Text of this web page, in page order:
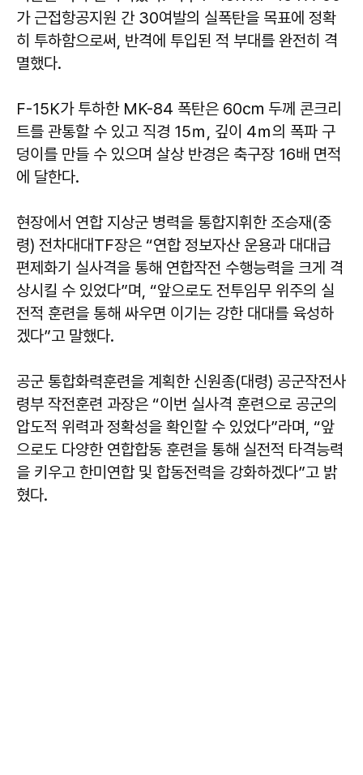
가 근접항공지원 간 30여발의 실폭탄을 목표에 정확
히 투하함으로써, 반격에 투입된 적 부대를 완전히 격
멸했다.
F-15K가 투하한 MK-84 폭탄은 60㎝ 두께 콘크리
트를 관통할 수 있고 직경 15ｍ, 깊이 4ｍ의 폭파 구
덩이를 만들 수 있으며 살상 반경은 축구장 16배 면적
에 달한다.
현장에서 연합 지상군 병력을 통합지휘한 조승재(중
령) 전차대대TF장은 “연합 정보자산 운용과 대대급
편제화기 실사격을 통해 연합작전 수행능력을 크게 격
상시킬 수 있었다”며, “앞으로도 전투임무 위주의 실
전적 훈련을 통해 싸우면 이기는 강한 대대를 육성하
겠다”고 말했다.
공군 통합화력훈련을 계획한 신원종(대령) 공군작전사
령부 작전훈련 과장은 “이번 실사격 훈련으로 공군의
압도적 위력과 정확성을 확인할 수 있었다”라며, “앞
으로도 다양한 연합합동 훈련을 통해 실전적 타격능력
을 키우고 한미연합 및 합동전력을 강화하겠다”고 밝
혔다.